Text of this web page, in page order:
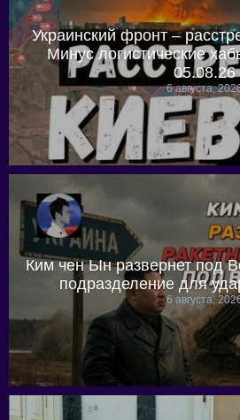
Украинский фронт –
Минус логистические
05.08.26
6 августа,
Ким чен Ын развернет под
подразделение для
6 августа,